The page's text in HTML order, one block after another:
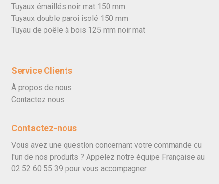
Tuyaux émaillés noir mat 150 mm
Tuyaux double paroi isolé 150 mm
Tuyau de poêle à bois 125 mm noir mat
Service Clients
À propos de nous
Contactez nous
Contactez-nous
Vous avez une question concernant votre commande ou
l'un de nos produits ? Appelez notre équipe Française au
02 52 60 55 39 pour vous accompagner